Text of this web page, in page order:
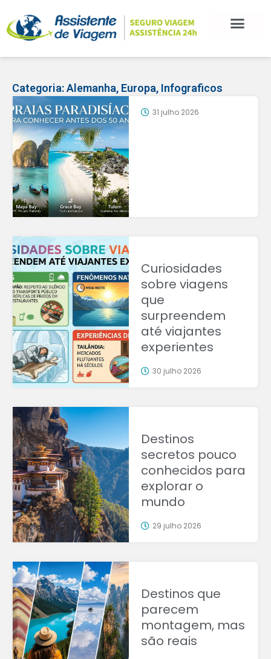
Categoria:Alemanha, Europa, Infograficos
31 julho 2026
Curiosidades
sobre viagens
que
surpreendem
até viajantes
experientes
30 julho 2026
Destinos
secretos pouco
conhecidos para
explorar o
mundo
29 julho 2026
Destinos que
parecem
montagem, mas
são reais